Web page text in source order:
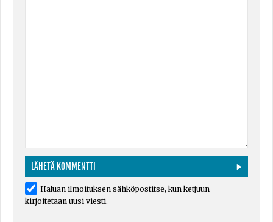
Haluan ilmoituksen sähköpostitse, kun ketjuun
kirjoitetaan uusi viesti.